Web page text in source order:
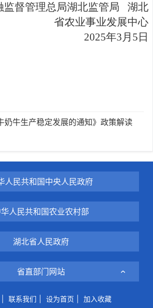
监督管理总局湖北监管局 湖北
省农业事业发展中心
2025年3月 5 日
奶牛生产稳定发展的通知》政策解读
人民共和国中央人民政府
人民共和国农业农村部
湖北省人民政府
省直部门网站
联系我们 设为首页 加入收藏